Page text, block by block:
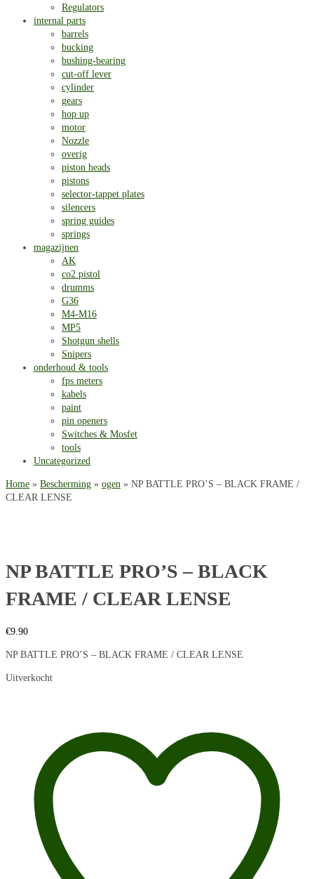
Regulators
internal parts
barrels
bucking
bushing-bearing
cut-off lever
cylinder
gears
hop up
motor
Nozzle
overig
piston heads
pistons
selector-tappet plates
silencers
spring guides
springs
magazijnen
AK
co2 pistol
drumms
G36
M4-M16
MP5
Shotgun shells
Snipers
onderhoud & tools
fps meters
kabels
paint
pin openers
Switches & Mosfet
tools
Uncategorized
Home » Bescherming » ogen » NP BATTLE PRO’S – BLACK FRAME /
CLEAR LENSE
NP BATTLE PRO’S – BLACK
FRAME / CLEAR LENSE
€9.90
NP BATTLE PRO’S – BLACK FRAME / CLEAR LENSE
Uitverkocht